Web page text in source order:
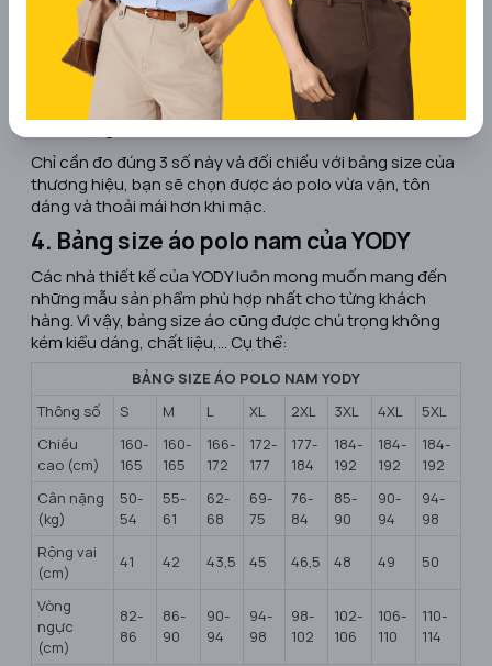
bên phải, đi ngang qua lưng. Thông số này giúp áo
lên form chuẩn, không bị chật vai hoặc xệ form.
Chiều dài áo
: Đo từ điểm cao nhất của vai xuống
phần thân áo mong muốn (thường ngang hông).
Chiều dài phù hợp giúp mặc cân đối và dễ vận
Chỉ cần đo đúng 3 số này và đối chiếu với bảng size của
thương hiệu, bạn sẽ chọn được áo polo vừa vặn, tôn
dáng và thoải mái hơn khi mặc.
4. Bảng size áo polo nam của YODY
Các nhà thiết kế của YODY luôn mong muốn mang đến
những mẫu sản phẩm phù hợp nhất cho từng khách
hàng. Vì vậy, bảng size áo cũng được chú trọng không
kém kiểu dáng, chất liệu,... Cụ thể:
BẢNG SIZE ÁO POLO NAM YODY
Thông số
S M L XL 2XL 3XL 4XL
5XL
Chiều
cao (cm)
160-
165
160-
165
166-
172
172-
177
177-
184
184-
192
184-
192
184-
192
Cân nặng
(kg)
50-
54
55-
61
62-
68
69-
75
76-
84
85-
90
90-
94
94-
98
Rộng vai
(cm)
41 42 43,5 45 46,5 48 49 50
Vòng
ngực
(cm)
82-
86
86-
90
90-
94
94-
98
98-
102
102-
106
106-
110
110-
114